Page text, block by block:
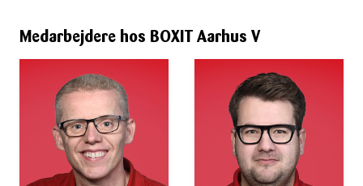
Medarbejdere hos BOXIT Aarhus V